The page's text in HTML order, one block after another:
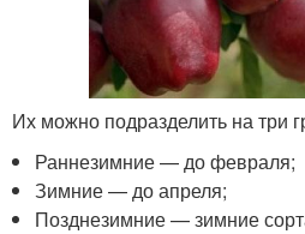
Их можно подразделить на три
Раннезимние — до февраля;
Зимние — до апреля;
Позднезимние — зимние